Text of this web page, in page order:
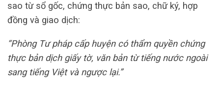
sao từ sổ gốc, chứng thực bản sao, chữ ký, hợp
đồng và giao dịch:
“Phòng Tư pháp cấp huyện có thẩm quyền chứng
thực bản dịch giấy tờ, văn bản từ tiếng nước ngoài
sang tiếng Việt và ngược lại.”